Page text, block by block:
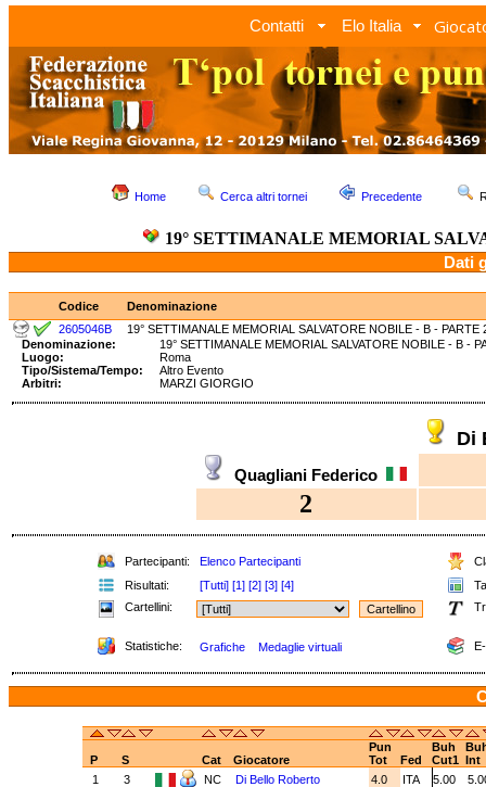
Contatti Elo Italia
Home Cerca altri tornei Precedente
19° SETTIMANALE MEMORIAL
Dati
Codice
Denominazione
2605046B
19° SETTIMANALE MEMORIAL SALVATORE NOBILE - B - PARTE
Denominazione:
19° SETTIMANALE MEMORIAL SALVATORE NOBILE -
Luogo:
Roma
Tipo/Sistema/Tempo:
Altro Evento
Arbitri:
MARZI GIORGIO
Di
Quagliani Federico
2
Partecipanti: Elenco Partecipanti
Risultati:
[Tutti] [1] [2] [3] [4]
Cartellini:
Statistiche: Grafiche Medaglie virtuali
Pun Buh
P
S Cat Giocatore Tot Fed Cut1 Int
1
3 NC Di Bello Roberto 4.0 ITA 5.00